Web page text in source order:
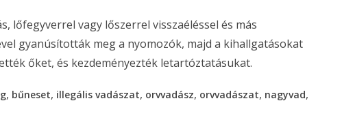
lőfegyverrel vagy lőszerrel visszaéléssel és más
gyanúsították meg a nyomozók, majd a kihallgatásokat
őket, és kezdeményezték letartóztatásukat.
, bűneset, illegális vadászat, orvvadász, orvvadászat, nagyvad,